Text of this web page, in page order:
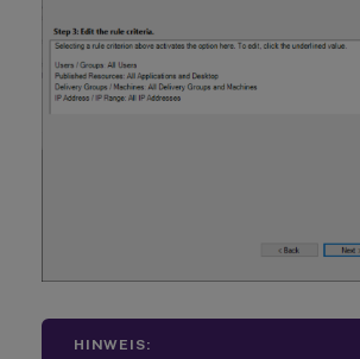
HINWEIS: